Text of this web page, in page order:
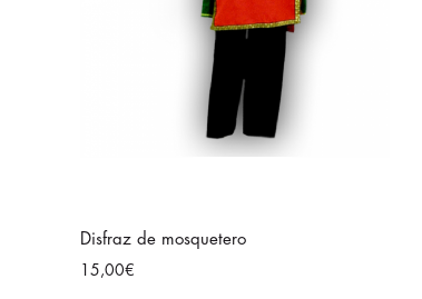
Disfraz de mosquetero
15,00€